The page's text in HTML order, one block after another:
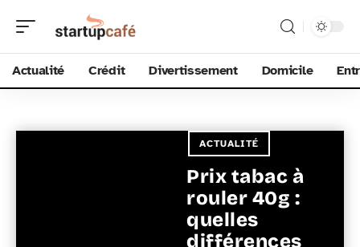
Actualité Crédit Divertissement Domicile
ACTUALITÉ
Prix tabac à
rouler 40g :
quelles
différences